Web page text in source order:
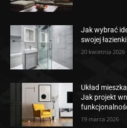
Jak wybrać
swojej
20 kwietnia 2026
Układ
Jak projekt
19 marca 2026